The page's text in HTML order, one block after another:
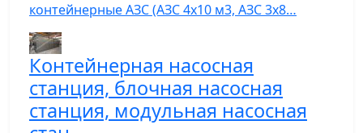
контейнерные АЗС (АЗС 4х10 м3, АЗС 3х8…
Контейнерная насосная
станция, блочная насосная
станция, модульная насосная